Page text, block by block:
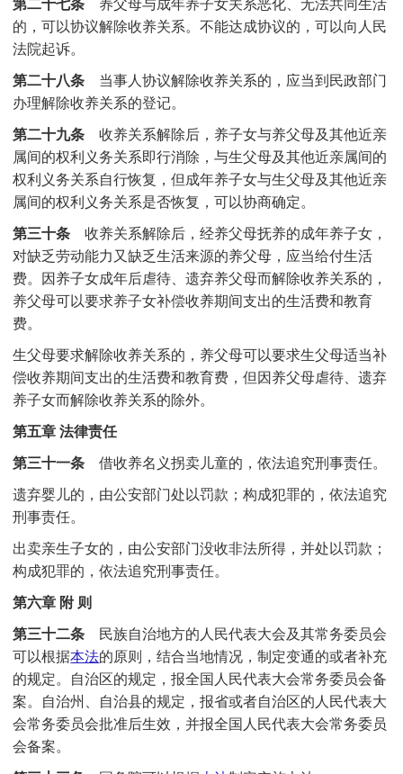
的，可以协议解除收养关系。不能达成协议的，可以向人民
法院起诉。
第二十八条 当事人协议解除收养关系的，应当到民政部门
办理解除收养关系的登记。
第二十九条收养关系解除后，养子女与养父母及其他近亲
属间的权利义务关系即行消除，与生父母及其他近亲属间的
权利义务关系自行恢复，但成年养子女与生父母及其他近亲
属间的权利义务关系是否恢复，可以协商确定。
第三十条收养关系解除后，经养父母抚养的成年养子女，
对缺乏劳动能力又缺乏生活来源的养父母，应当给付生活
费。因养子女成年后虐待、遗弃养父母而解除收养关系的，
养父母可以要求养子女补偿收养期间支出的生活费和教育
费。
生父母要求解除收养关系的，养父母可以要求生父母适当补
偿收养期间支出的生活费和教育费，但因养父母虐待、遗弃
养子女而解除收养关系的除外。
第五章 法律责任
第三十一条借收养名义拐卖儿童的，依法追究刑事责任。
遗弃婴儿的，由公安部门处以罚款；构成犯罪的，依法追究
刑事责任。
出卖亲生子女的，由公安部门没收非法所得，并处以罚款；
构成犯罪的，依法追究刑事责任。
第六章 附 则
第三十二条 民族自治地方的人民代表大会及其常务委员会
可以根据本法的原则，结合当地情况，制定变通的或者补充
的规定。自治区的规定，报全国人民代表大会常务委员会备
案。自治州、自治县的规定，报省或者自治区的人民代表大
会常务委员会批准后生效，并报全国人民代表大会常务委员
会备案。